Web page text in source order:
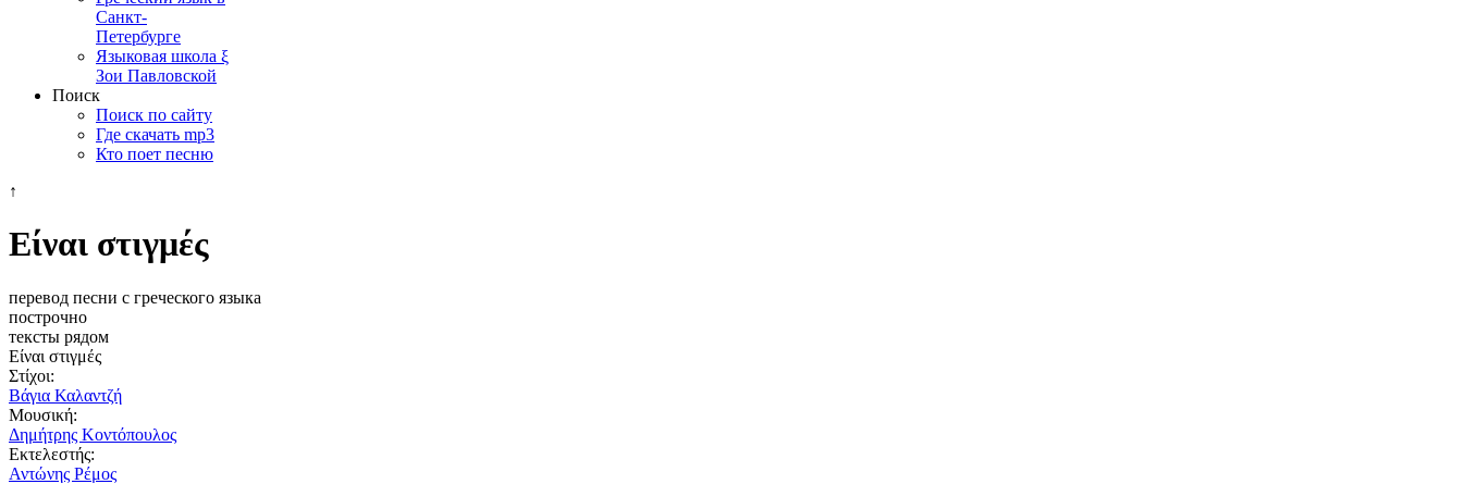
Санкт-
Петербурге
Языковая школа ξ
Зои Павловской
Поиск
Поиск по сайту
Где скачать mp3
Кто поет песню
↑
Είναι στιγμές
перевод песни с греческого языка
построчно
тексты рядом
Είναι στιγμές
Στίχοι:
Βάγια Καλαντζή
Μουσική:
Δημήτρης Κοντόπουλος
Εκτελεστής:
Αντώνης Ρέμος